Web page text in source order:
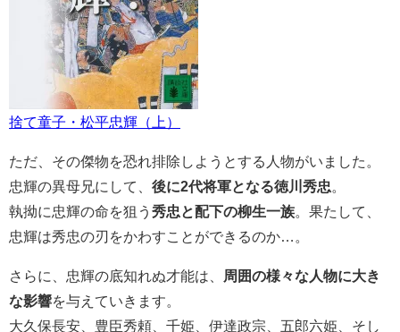
捨て童子・松平忠輝（上）
ただ、その傑物を恐れ排除しようとする人物がいました。
忠輝の異母兄にして、 後に2代将軍となる徳川秀忠。
執拗に忠輝の命を狙う 秀忠と配下の柳生一族。果たして、
忠輝は秀忠の刃をかわすことができるのか…。
さらに、忠輝の底知れぬ才能は、
周囲の様々な人物に大き
な影響を与えていきます。
大久保長安、豊臣秀頼、千姫、伊達政宗、五郎六姫、そし